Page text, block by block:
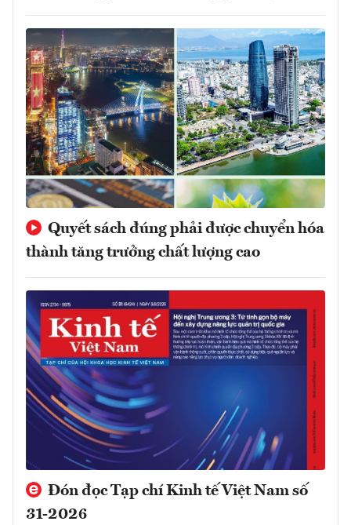
Quyết sách đúng phải được chuyển hóa
thành tăng trưởng chất lượng cao
Đón đọc Tạp chí Kinh tế Việt Nam số
31-2026